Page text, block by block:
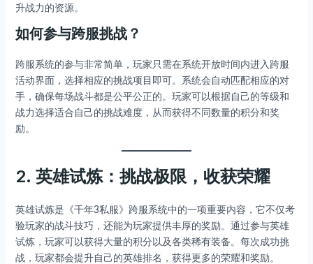
升战力的资源。
如何参与跨服挑战？
跨服系统的参与非常简单，玩家只需在系统开放时间内进入跨服
活动界面，选择相应的挑战项目即可。系统会自动匹配相应的对
手，确保每场战斗都是公平公正的。玩家可以根据自己的等级和
战力选择适合自己的挑战难度，从而获得不同数量的积分和奖
励。
2. 英雄试炼：挑战极限，收获荣耀
英雄试炼是《千年3私服》跨服系统中的一项重要内容，它不仅考
验玩家的战斗技巧，还能为玩家提供丰厚的奖励。通过参与英雄
试炼，玩家可以获得大量的积分以及各类稀有装备。每次成功挑
战，玩家都会提升自己的英雄排名，获得更多的荣耀和奖励。